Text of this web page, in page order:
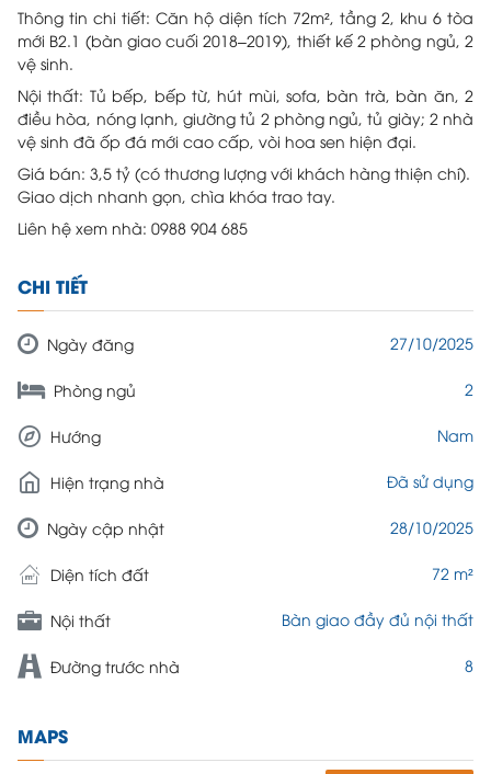
Thông tin chi tiết: Căn hộ diện tích 72m², tầng 2, khu 6 tòa
mới B2.1 (bàn giao cuối 2018–2019), thiết kế 2 phòng ngủ, 2
vệ sinh.
Nội thất: Tủ bếp, bếp từ, hút mùi, sofa, bàn trà, bàn ăn, 2
điều hòa, nóng lạnh, giường tủ 2 phòng ngủ, tủ giày; 2 nhà
vệ sinh đã ốp đá mới cao cấp, vòi hoa sen hiện đại.
Giá bán: 3,5 tỷ (có thương lượng với khách hàng thiện chí).
Giao dịch nhanh gọn, chìa khóa trao tay.
Liên hệ xem nhà: 0988 904 685
CHI TIẾT
Ngày đăng 27/10/2025
Phòng ngủ 2
Hướng Nam
Hiện trạng nhà Đã sử dụng
Ngày cập nhật 28/10/2025
Diện tích đất 72 m²
Nội thất Bàn giao đầy đủ nội thất
Đường trước nhà 8
MAPS